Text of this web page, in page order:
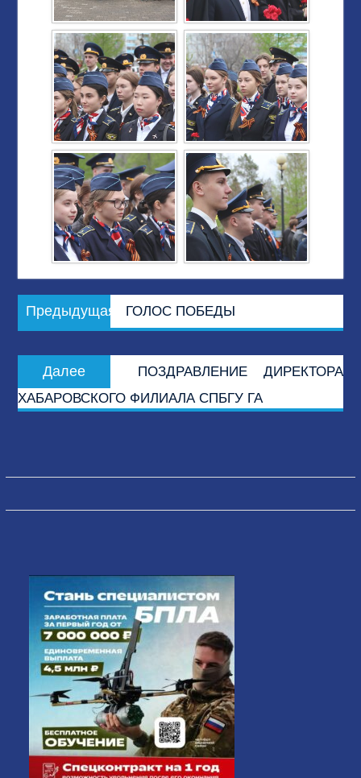
Навигация
по
Предыдущая
запись:
ГОЛОС ПОБЕДЫ
Далее
запись:
ПОЗДРАВЛЕНИЕ ДИРЕКТОРА
ХАБАРОВСКОГО ФИЛИАЛА СПБГУ ГА